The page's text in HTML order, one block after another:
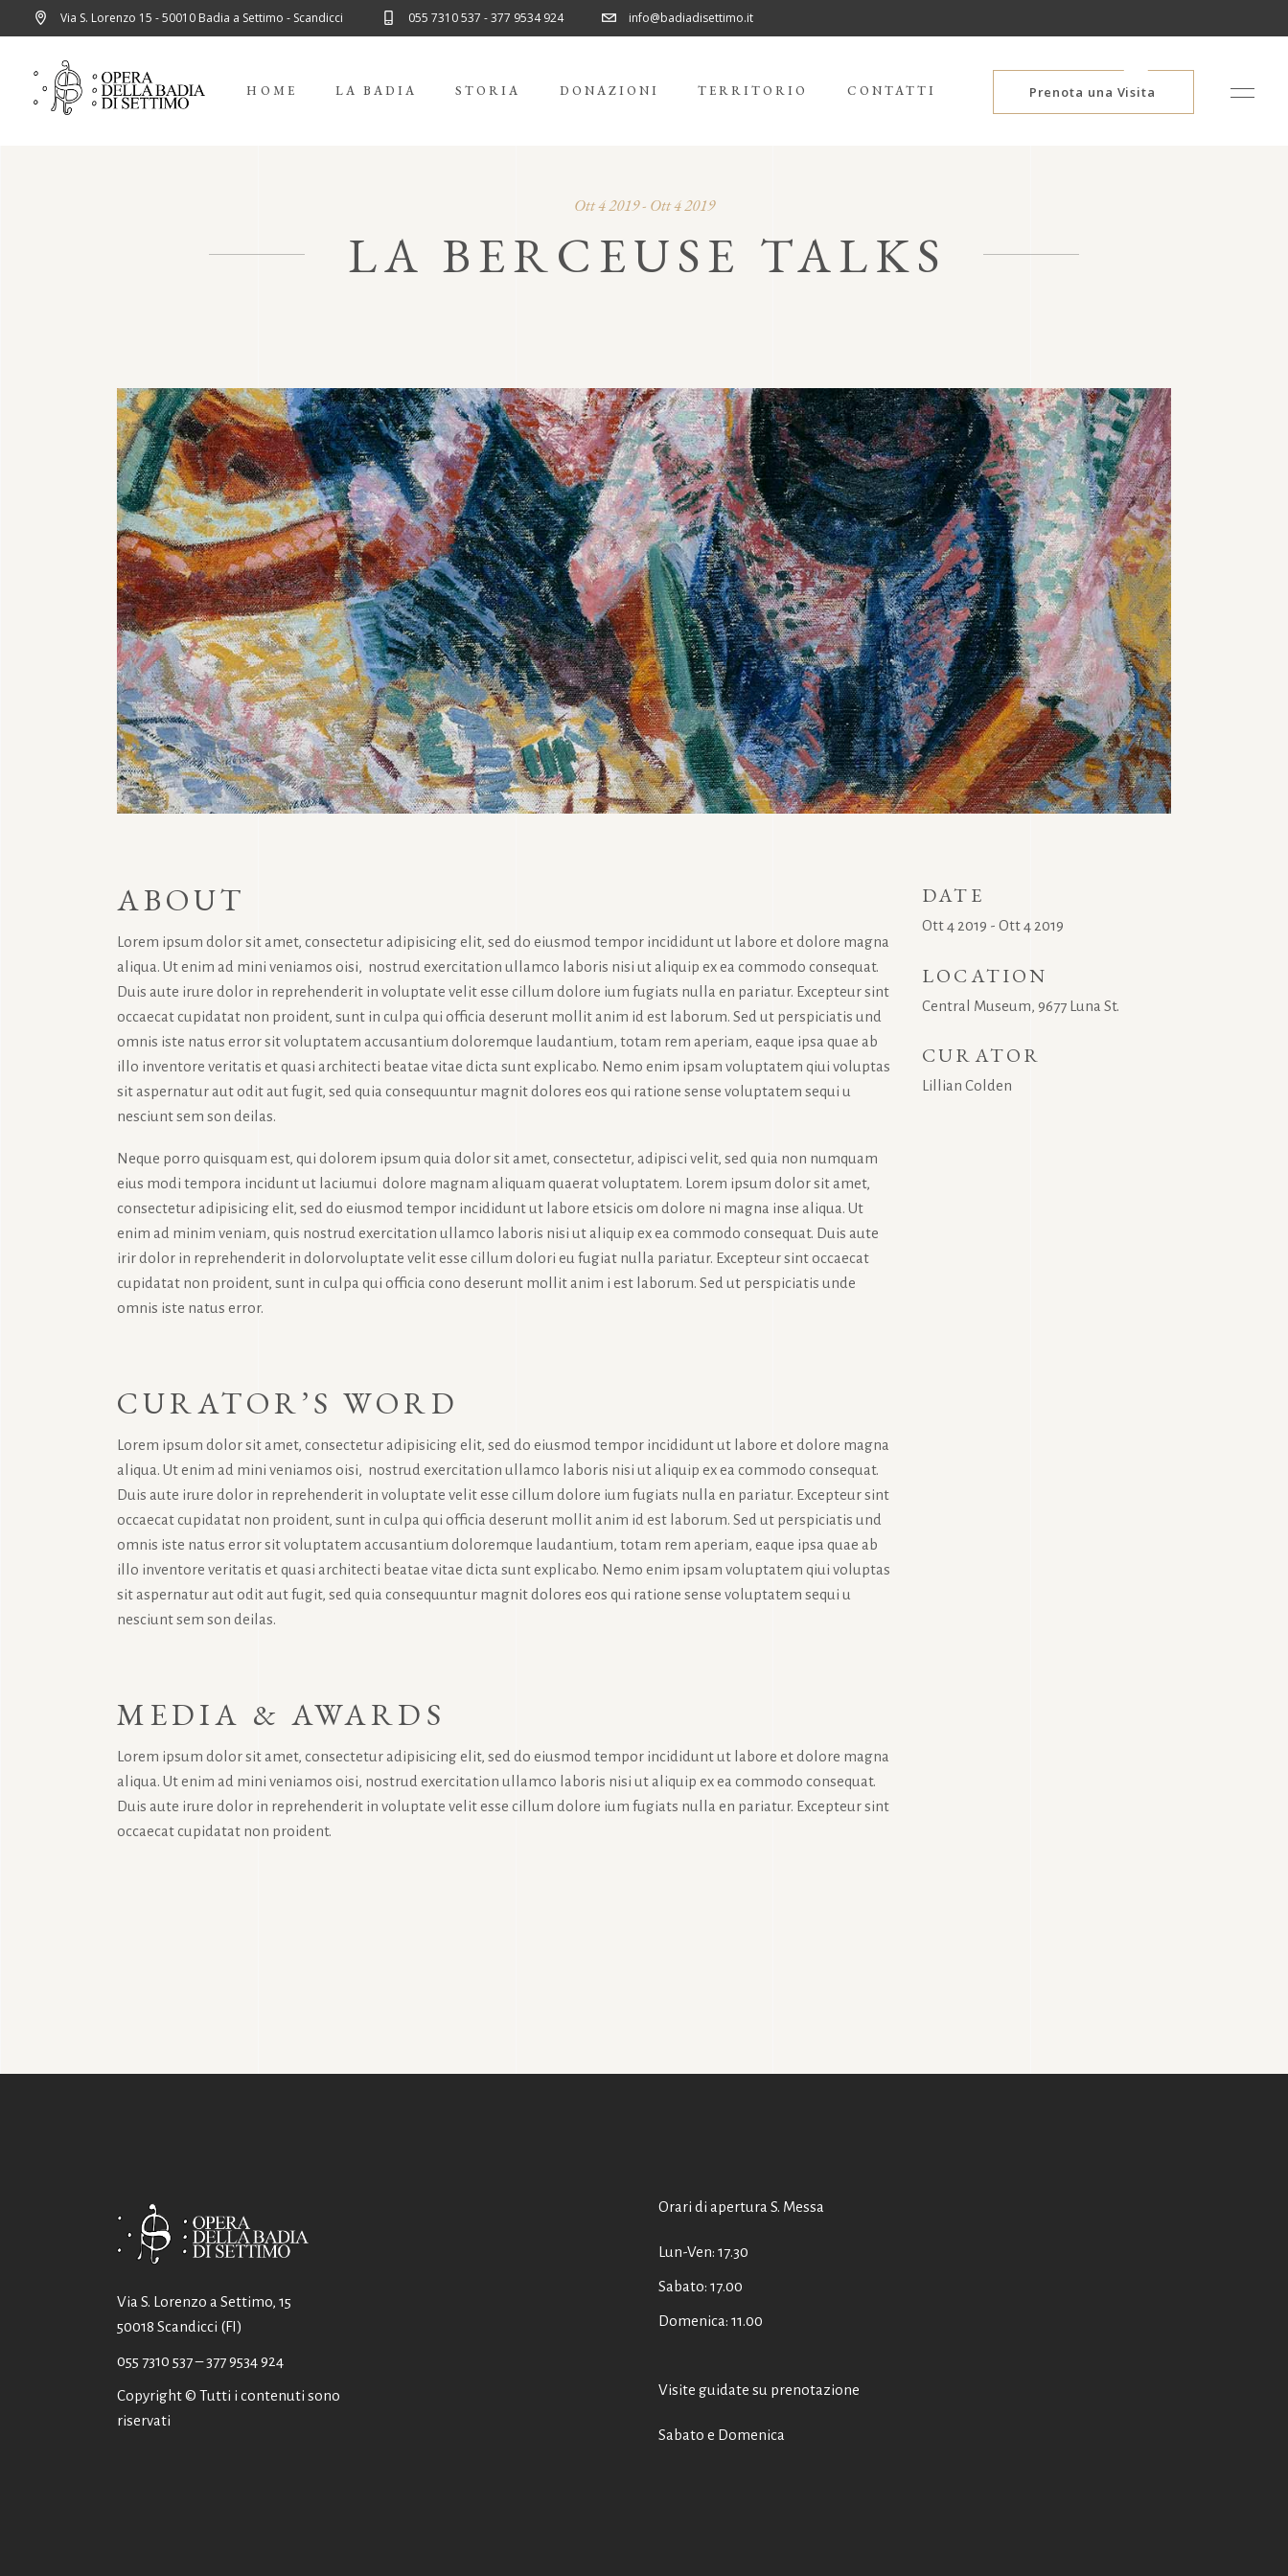
Via S. Lorenzo 15 - 50010 Badia a Settimo - Scandicci 055 7310 537 - 377 9534 924 info@badiadisettimo.it
HOME LA BADIA STORIA DONAZIONI TERRITORIO CONTATTI Prenota una Visita
Ott 4 2019 - Ott 4 2019
LA BERCEUSE TALKS
ABOUT
Lorem ipsum dolor sit amet, consectetur adipisicing elit, sed do eiusmod tempor incididunt ut labore et dolore magna
aliqua. Ut enim ad mini veniamos oisi, nostrud exercitation ullamco laboris nisi ut aliquip ex ea commodo consequat.
Duis aute irure dolor in reprehenderit in voluptate velit esse cillum dolore ium fugiats nulla en pariatur. Excepteur sint
occaecat cupidatat non proident, sunt in culpa qui officia deserunt mollit anim id est laborum. Sed ut perspiciatis und
omnis iste natus error sit voluptatem accusantium doloremque laudantium, totam rem aperiam, eaque ipsa quae ab
illo inventore veritatis et quasi architecti beatae vitae dicta sunt explicabo. Nemo enim ipsam voluptatem qiui voluptas
sit aspernatur aut odit aut fugit, sed quia consequuntur magnit dolores eos qui ratione sense voluptatem sequi u
nesciunt sem son deilas.
Neque porro quisquam est, qui dolorem ipsum quia dolor sit amet, consectetur, adipisci velit, sed quia non numquam
eius modi tempora incidunt ut laciumui dolore magnam aliquam quaerat voluptatem. Lorem ipsum dolor sit amet,
consectetur adipisicing elit, sed do eiusmod tempor incididunt ut labore etsicis om dolore ni magna inse aliqua. Ut
enim ad minim veniam, quis nostrud exercitation ullamco laboris nisi ut aliquip ex ea commodo consequat. Duis aute
irir dolor in reprehenderit in dolorvoluptate velit esse cillum dolori eu fugiat nulla pariatur. Excepteur sint occaecat
cupidatat non proident, sunt in culpa qui officia cono deserunt mollit anim i est laborum. Sed ut perspiciatis unde
omnis iste natus error.
CURATOR’S WORD
Lorem ipsum dolor sit amet, consectetur adipisicing elit, sed do eiusmod tempor incididunt ut labore et dolore magna
aliqua. Ut enim ad mini veniamos oisi, nostrud exercitation ullamco laboris nisi ut aliquip ex ea commodo consequat.
Duis aute irure dolor in reprehenderit in voluptate velit esse cillum dolore ium fugiats nulla en pariatur. Excepteur sint
occaecat cupidatat non proident, sunt in culpa qui officia deserunt mollit anim id est laborum. Sed ut perspiciatis und
omnis iste natus error sit voluptatem accusantium doloremque laudantium, totam rem aperiam, eaque ipsa quae ab
illo inventore veritatis et quasi architecti beatae vitae dicta sunt explicabo. Nemo enim ipsam voluptatem qiui voluptas
sit aspernatur aut odit aut fugit, sed quia consequuntur magnit dolores eos qui ratione sense voluptatem sequi u
nesciunt sem son deilas.
MEDIA & AWARDS
Lorem ipsum dolor sit amet, consectetur adipisicing elit, sed do eiusmod tempor incididunt ut labore et dolore magna
aliqua. Ut enim ad mini veniamos oisi, nostrud exercitation ullamco laboris nisi ut aliquip ex ea commodo consequat.
Duis aute irure dolor in reprehenderit in voluptate velit esse cillum dolore ium fugiats nulla en pariatur. Excepteur sint
occaecat cupidatat non proident.
DATE
Ott 4 2019 - Ott 4 2019
LOCATION
Central Museum, 9677 Luna St.
CURATOR
Lillian Colden
Via S. Lorenzo a Settimo, 15
50018 Scandicci (FI)
055 7310 537– 377 9534 924
Copyright © Tutti i contenuti sono
riservati
Orari di apertura S. Messa
Lun-Ven: 17.30
Sabato: 17.00
Domenica: 11.00
Visite guidate su prenotazione
Sabato e Domenica